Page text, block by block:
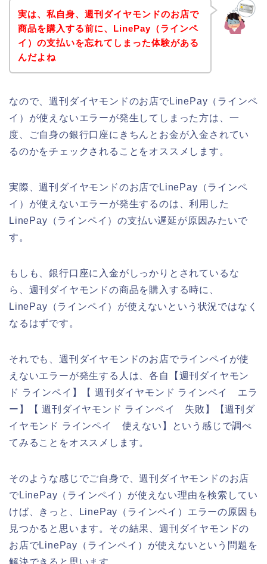
実は、私自身、週刊ダイヤモンドのお店で
商品を購入する前に、LinePay（ラインペ
イ）の支払いを忘れてしまった体験がある
んだよね
なので、週刊ダイヤモンドのお店でLinePay（ラインペ
イ）が使えないエラーが発生してしまった方は、一
度、ご自身の銀行口座にきちんとお金が入金されてい
るのかをチェックされることをオススメします。
実際、週刊ダイヤモンドのお店でLinePay（ラインペ
イ）が使えないエラーが発生するのは、利用した
LinePay（ラインペイ）の支払い遅延が原因みたいで
す。
もしも、銀行口座に入金がしっかりとされているな
ら、週刊ダイヤモンドの商品を購入する時に、
LinePay（ラインペイ）が使えないという状況ではなく
なるはずです。
それでも、週刊ダイヤモンドのお店でラインペイが使
えないエラーが発生する人は、各自【週刊ダイヤモン
ド ラインペイ】【 週刊ダイヤモンド ラインペイ エラ
ー】【 週刊ダイヤモンド ラインペイ 失敗】【週刊ダ
イヤモンド ラインペイ 使えない】という感じで調べ
てみることをオススメします。
そのような感じでご自身で、週刊ダイヤモンドのお店
でLinePay（ラインペイ）が使えない理由を検索してい
けば、きっと、LinePay（ラインペイ）エラーの原因も
見つかると思います。その結果、週刊ダイヤモンドの
お店でLinePay（ラインペイ）が使えないという問題を
解決できると思います。